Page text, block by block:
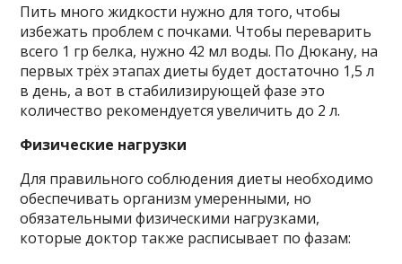
Пить много жидкости нужно для того, чтобы
избежать проблем с почками. Чтобы переварить
всего 1 гр белка, нужно 42 мл воды. По Дюкану, на
первых трёх этапах диеты будет достаточно 1,5 л
в день, а вот в стабилизирующей фазе это
количество рекомендуется увеличить до 2 л.
Физические нагрузки
Для правильного соблюдения диеты необходимо
обеспечивать организм умеренными, но
обязательными физическими нагрузками,
которые доктор также расписывает по фазам: